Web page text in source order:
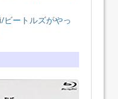
ートルズがやっ